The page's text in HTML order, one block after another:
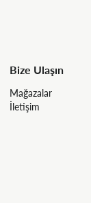
Bize Ulaşın
Mağazalar
İletişim